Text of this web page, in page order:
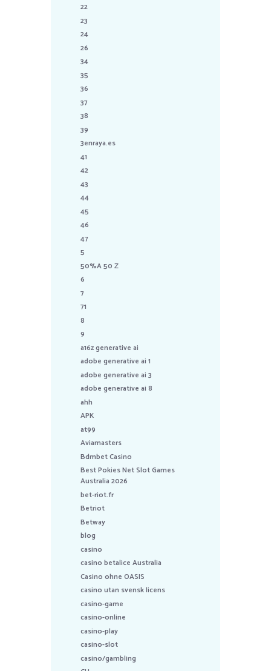
22
23
24
26
34
35
36
37
38
39
3enraya.es
41
42
43
44
45
46
47
5
50%A 50 Z
6
7
71
8
9
a16z generative ai
adobe generative ai 1
adobe generative ai 3
adobe generative ai 8
ahh
APK
at99
Aviamasters
Bdmbet Casino
Best Pokies Net Slot Games
Australia 2026
bet-riot.fr
Betriot
Betway
blog
casino
casino betalice Australia
Casino ohne OASIS
casino utan svensk licens
casino-game
casino-online
casino-play
casino-slot
casino/gambling